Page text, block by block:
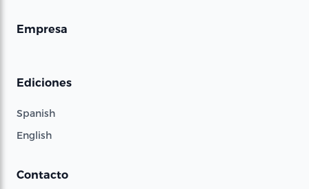
Empresa
Ediciones
Spanish
English
Contacto